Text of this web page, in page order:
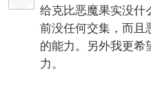
给克比恶魔果实没什
前没任何交集，而且
的能力。另外我更
力。